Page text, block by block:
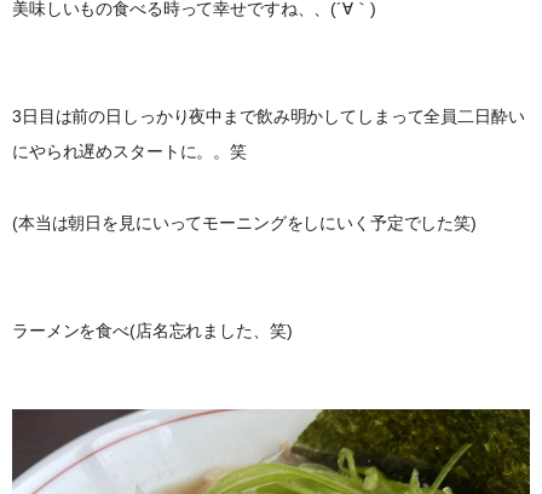
美味しいもの食べる時って幸せですね、、(´∀｀)
3日目は前の日しっかり夜中まで飲み明かしてしまって全員二日酔い
にやられ遅めスタートに。。笑
(本当は朝日を見にいってモーニングをしにいく予定でした笑)
ラーメンを食べ(店名忘れました、笑)